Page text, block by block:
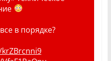
в порядке?